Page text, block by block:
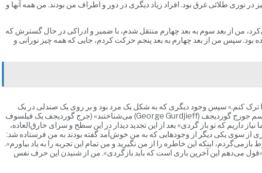
نوری طلائی غرق بود. افراد زیاد دیگری در دور و اطراف من بودند. من همه آنها و
من از بعد سوم به بعد چهارم منتقل شدم، با ضمیر و ادراکی در حال گسترش که
سپس من از بعد چهارم به بعد پنجم حرکت کردم، جایی که همه چیز نورانی و
را ترک کنم.» سپس وجود دیگری که به شکل یک مرد بود و بر روی یک صندلی در یک
کافی‌شاپ نشسته بود به من اشاره کرد که کنار او بنشینم. او خود را به من معرفی کرد: «در آخرین زندگی‌ام روی زمین من را به اسم جورج گوردیجف (George Gurdjieff) می‌شناختند» (جرج گوردیجف یک فیلسوف
او ادامه داد «ما نیاز داریم که تو باز گردی» بعد از این تجدید دیدار در این سطح و سرای خارق‌العاده،
از سوی یکی دیگر از وجودهایی که به من خوش‌آمد گفته بودند به من فرستاده شد:
اینکه این خاطره را از من نگیرید و من تمام این تجربه را به یاد بیاورم».
«قول می‌دهم این آخرین باری است که باید بازگردی». من از شنیدن این حرف نفس